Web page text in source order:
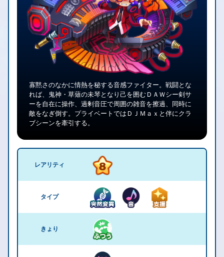
寡黙さのなかに情熱を秘する音感ファイター。戦闘とな
れば、鬼神・草薙の未琴となり己を囲むＤＡＷシー剣サ
ーを自在に操作、過剰音圧で周囲の雑音を擦過、同時に
敵をなぎ倒す。プライベートではＤＪＭａｘと伴にクラ
ブシーンを牽引する。
レアリティ
タイプ
きょり